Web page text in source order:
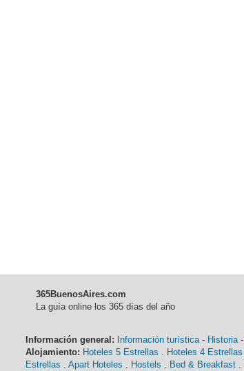
365BuenosAires.com
La guía online los 365 días del año
Información general: Información turística - Historia -
Alojamiento: Hoteles 5 Estrellas Hoteles 4 Estrellas
Estrellas
Apart Hoteles Hostels Bed & Breakfast